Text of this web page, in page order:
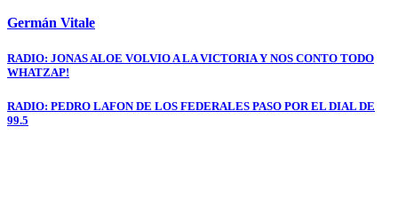
Germán Vitale
Navegación
de
entradas
RADIO: JONAS ALOE VOLVIO A LA VICTORIA Y NOS CONTO TODO
WHATZAP!
RADIO: PEDRO LAFON DE LOS FEDERALES PASO POR EL DIAL DE
99.5